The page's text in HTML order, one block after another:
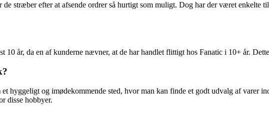
stræber efter at afsende ordrer så hurtigt som muligt. Dog har der været enkelte
år, da en af kunderne nævner, at de har handlet flittigt hos Fanatic i 10+ år.
hyggeligt og imødekommende sted, hvor man kan finde et godt udvalg af
disse hobbyer.